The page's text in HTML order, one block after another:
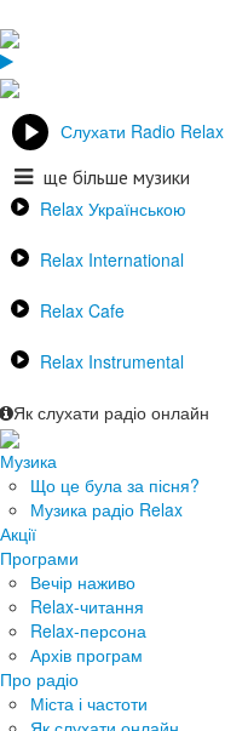
Слухати Radio Relax
ще більше музики
Relax Українською
Relax International
Relax Cafe
Relax Instrumental
Як слухати радіо онлайн
Музика
Що це була за пісня?
Музика радіо Relax
Акції
Програми
Вечір наживо
Relax-читання
Relax-персона
Архів програм
Про радіо
Міста і частоти